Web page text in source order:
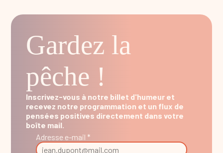
Gardez la
pêche !
Inscrivez-vous à notre billet d'humeur et
recevez notre programmation et un flux de
pensées positives directement dans votre
boîte mail.
Adresse e-mail *